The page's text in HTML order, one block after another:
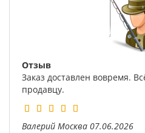
Отзыв
Заказ доставлен вовремя.
продавцу.
Валерий Москва 07.06.2026